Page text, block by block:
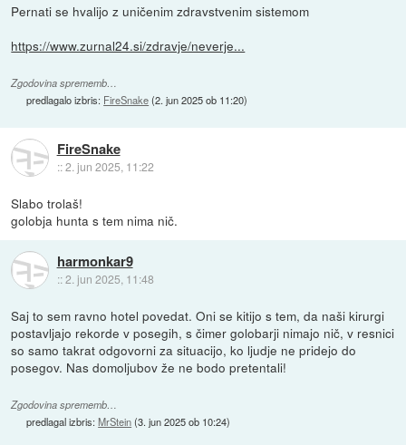
Pernati se hvalijo z uničenim zdravstvenim sistemom
https://www.zurnal24.si/zdravje/neverje...
Zgodovina sprememb…
predlagalo izbris: FireSnake(2. jun 2025 ob 11:20)
FireSnake
::2. jun 2025, 11:22
Slabo trolaš!
golobja hunta s tem nima nič.
harmonkar9
::2. jun 2025, 11:48
Saj to sem ravno hotel povedat. Oni se kitijo s tem, da naši kirurgi
postavljajo rekorde v posegih, s čimer golobarji nimajo nič, v resnici
so samo takrat odgovorni za situacijo, ko ljudje ne pridejo do
posegov. Nas domoljubov že ne bodo pretentali!
Zgodovina sprememb…
predlagal izbris:MrStein(3. jun 2025 ob 10:24)